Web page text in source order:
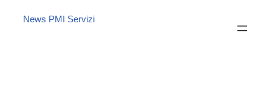
News PMI Servizi